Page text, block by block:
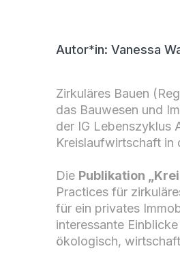
Autor*in: Vanessa
Zirkuläres Bauen
das Bauwesen und
der IG Lebenszyklus
Kreislaufwirtschaft in
Die Publikation
Practices für
für ein privates
interessante
ökologisch,